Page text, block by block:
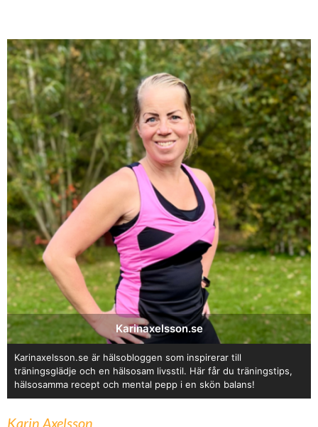
Karinaxelsson.se
Karinaxelsson.se är hälsobloggen som inspirerar till
träningsglädje och en hälsosam livsstil. Här får du träningstips,
hälsosamma recept och mental pepp i en skön balans!
Karin Axelsson